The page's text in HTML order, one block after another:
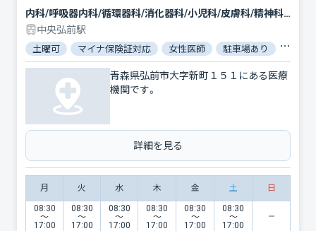
内科/呼吸器内科/循環器科/消化器科/小児科/皮膚科/精神科・神経科/心療内科
中央弘前駅
土曜可 マイナ保険証対応 女性医師 駐車場あり バリ
青森県弘前市大字新町１５１にある医療
機関です。
詳細を見る
月 火 水 木 金 土 日
08:30
〜
17:00
08:30
〜
17:00
08:30
〜
17:00
08:30
〜
17:00
08:30
〜
17:00
08:30
〜
17:00